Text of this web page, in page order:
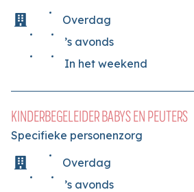
Overdag
’s avonds
In het weekend
KINDERBEGELEIDER BABYS EN PEUTERS
Specifieke personenzorg
Overdag
’s avonds